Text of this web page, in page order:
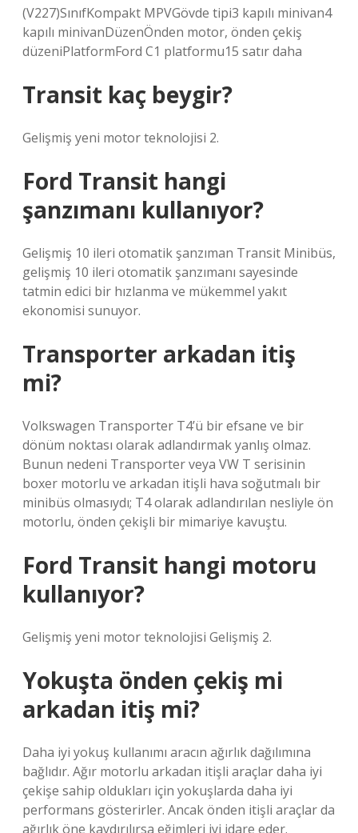
(V227)SınıfKompakt MPVGövde tipi3 kapılı minivan4
kapılı minivanDüzenÖnden motor, önden çekiş
düzeniPlatformFord C1 platformu15 satır daha
Transit kaç beygir?
Gelişmiş yeni motor teknolojisi 2.
Ford Transit hangi
şanzımanı kullanıyor?
Gelişmiş 10 ileri otomatik şanzıman Transit Minibüs,
gelişmiş 10 ileri otomatik şanzımanı sayesinde
tatmin edici bir hızlanma ve mükemmel yakıt
ekonomisi sunuyor.
Transporter arkadan itiş
mi?
Volkswagen Transporter T4’ü bir efsane ve bir
dönüm noktası olarak adlandırmak yanlış olmaz.
Bunun nedeni Transporter veya VW T serisinin
boxer motorlu ve arkadan itişli hava soğutmalı bir
minibüs olmasıydı; T4 olarak adlandırılan nesliyle ön
motorlu, önden çekişli bir mimariye kavuştu.
Ford Transit hangi motoru
kullanıyor?
Gelişmiş yeni motor teknolojisi Gelişmiş 2.
Yokuşta önden çekiş mi
arkadan itiş mi?
Daha iyi yokuş kullanımı aracın ağırlık dağılımına
bağlıdır. Ağır motorlu arkadan itişli araçlar daha iyi
çekişe sahip oldukları için yokuşlarda daha iyi
performans gösterirler. Ancak önden itişli araçlar da
ağırlık öne kaydırılırsa eğimleri iyi idare eder.